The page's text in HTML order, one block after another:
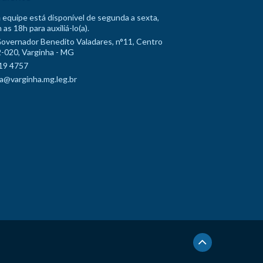
equipe está disponível de segunda a sexta,
as 18h para auxiliá-lo(a).
Benedito Valadares, n°11, Centro
020, Varginha - MG
4757